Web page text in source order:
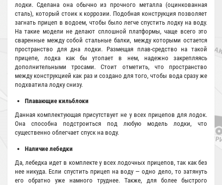
лодки. Сделана она обычно из прочного металла (оцинкованная
сталь), который стоик к коррозии. Подобная конструкция позволяет
загнать прицеп в водоем, чтобы было легче спустить лодку на воду.
На такие модели не делают сплошной платформы, чаще всего это
сваренные между собой стальные балки, между которыми остается
пространство для дна лодки. Размещая плав-средство на такой
прицепе, лодка как бы утопает в нем, надежно закрепляясь
дополнительными тросами. Стоит отметить, что пространство
между конструкцией как раз и создано для того, чтобы вода сразу же
подхватила лодку снизу.
Плавающие кильблоки
Данная комплектующая присутствует не у всех прицепов для лодок.
Она способна подстроиться под любую модель лодки, что
существенно облегчает спуск на воду.
Наличие лебедки
Да, лебедка идет в комплекте у всех лодочных прицепов, так как без
нее никуда. Если спустить прицеп на воду — одно дело, то затянуть
его обратно уже намного труднее. Также, для более быстрого